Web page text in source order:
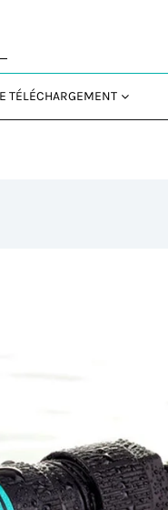
TÉLÉCHARGEMENT